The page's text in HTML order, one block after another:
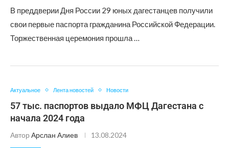
В преддверии Дня России 29 юных дагестанцев получили
свои первые паспорта гражданина Российской Федерации.
Торжественная церемония прошла …
Актуальное Лента новостей Новости
57 тыс. паспортов выдало МФЦ Дагестана с
начала 2024 года
Автор Арслан Алиев 13.08.2024